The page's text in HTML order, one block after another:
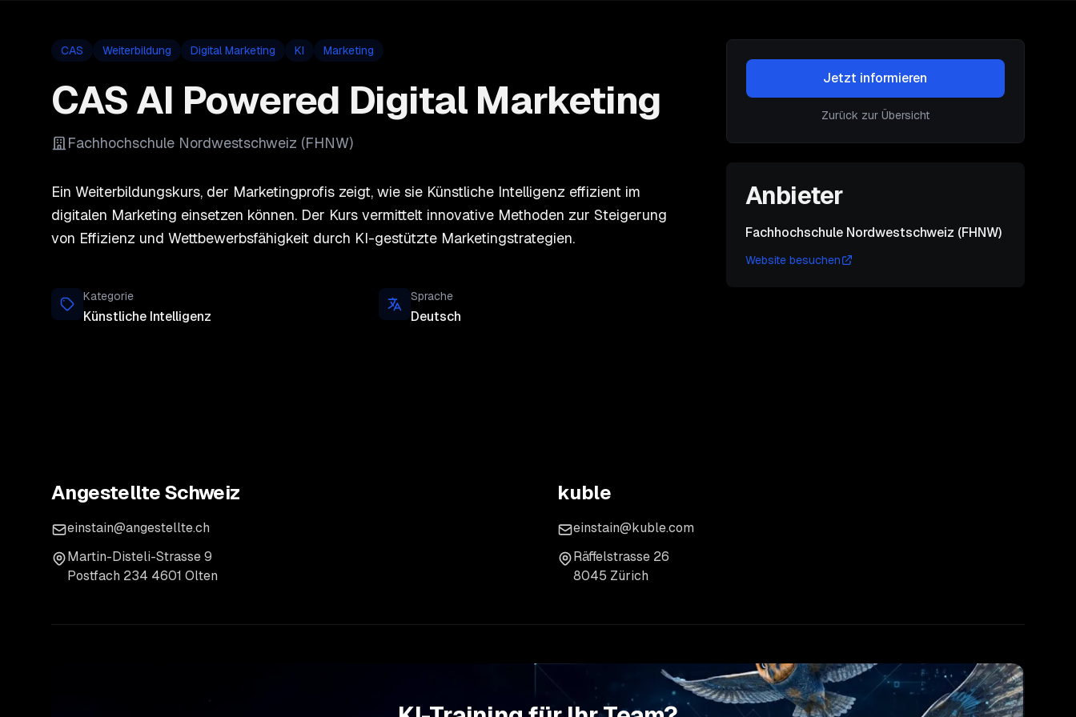
CAS Weiterbildung Digital Marketing KI Marketing
CAS AI Powered Digital Marketing
Fachhochschule Nordwestschweiz (FHNW)
Ein Weiterbildungskurs, der Marketingprofis zeigt, wie sie Künstliche Intelligenz effizient im
digitalen Marketing einsetzen können. Der Kurs vermittelt innovative Methoden zur Steigerung
von Effizienz und Wettbewerbsfähigkeit durch KI-gestützte Marketingstrategien.
Kategorie
Künstliche Intelligenz
Sprache
Deutsch
Jetzt informieren
Zurück zur Übersicht
Anbieter
Fachhochschule Nordwestschweiz (FHNW)
Website besuchen
Angestellte Schweiz
einstain@angestellte.ch
Martin-Disteli-Strasse 9
Postfach 234 4601 Olten
kuble
einstain@kuble.com
Räffelstrasse 26
8045 Zürich